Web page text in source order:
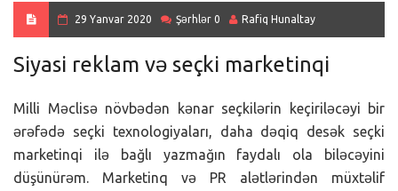
29 Yanvar 2020 Şərhlər 0 Rafiq Hunaltay
Siyasi reklam və seçki marketinqi
Milli Məclisə növbədən kənar seçkilərin keçiriləcəyi bir
ərəfədə seçki texnologiyaları, daha dəqiq desək seçki
marketinqi ilə bağlı yazmağın faydalı ola biləcəyini
düşünürəm. Marketinq və PR alətlərindən müxtəlif